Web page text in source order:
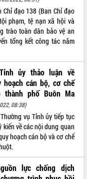
Chỉ đạo 138 (Ban Chỉ đạo
phạm, tệ nạn xã hội và
trào toàn dân bảo vệ an
tổng kết công tác năm
ủy thảo luận về
hoạch cán bộ, cơ chế
thành phố Buôn Ma
08:38)
vụ Tỉnh ủy tiếp tục
về các nội dung quan
hoạch cán bộ và cơ chế
lực chống dịch